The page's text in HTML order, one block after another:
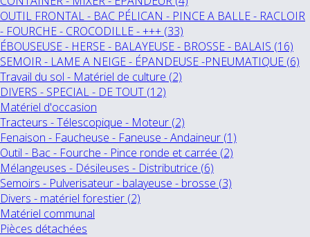
OUTIL FRONTAL - BAC PÉLICAN - PINCE A BALLE - RACLOIR
- FOURCHE - CROCODILLE - +++ (33)
ÉBOUSEUSE - HERSE - BALAYEUSE - BROSSE - BALAIS (16)
SEMOIR - LAME A NEIGE - ÉPANDEUSE -PNEUMATIQUE (6)
Travail du sol - Matériel de culture (2)
DIVERS - SPECIAL - DE TOUT (12)
Matériel d'occasion
Tracteurs - Télescopique - Moteur (2)
Fenaison - Faucheuse - Faneuse - Andaineur (1)
Outil - Bac - Fourche - Pince ronde et carrée (2)
Mélangeuses - Désileuses - Distributrice (6)
Semoirs - Pulverisateur - balayeuse - brosse (3)
Divers - matériel forestier (2)
Matériel communal
Pièces détachées